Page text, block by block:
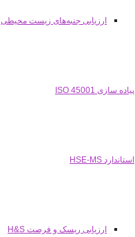
ارزیابی جنبه‌های زیست محیطی
پیاده سازی ISO 45001
استاندارد HSE-MS
ارزیابی ریسک و فرصت H&S